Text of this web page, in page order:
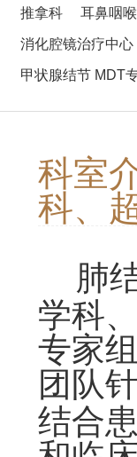
推拿科 耳鼻咽
消化腔镜治疗中心
甲状腺结节 MDT
科室
科、
肺
学科
专家
团队
结合